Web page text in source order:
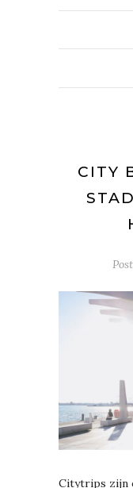
CITY
Citytrips zijn